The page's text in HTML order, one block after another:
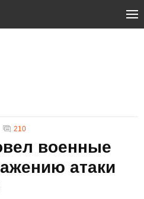
210
военные
атаки